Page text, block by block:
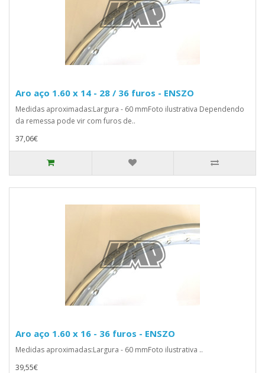
Aro aço 1.60 x 14 - 28 / 36 furos - ENSZO
Medidas aproximadas:Largura - 60 mmFoto ilustrativa Dependendo
da remessa pode vir com furos de..
37,06€
Aro aço 1.60 x 16 - 36 furos - ENSZO
Medidas aproximadas:Largura - 60 mmFoto ilustrativa ..
39,55€